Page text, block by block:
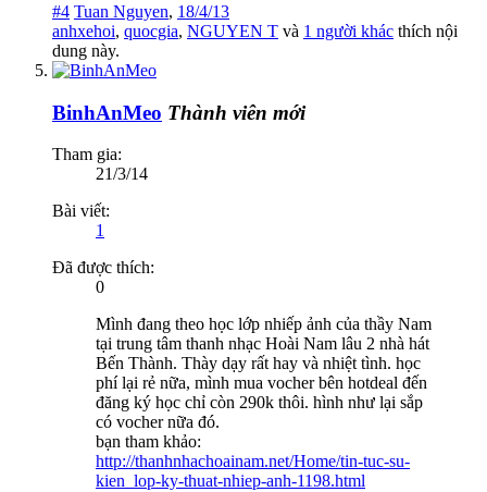
#4 Tuan Nguyen, 18/4/13
anhxehoi, quocgia, NGUYEN T và 1 người khác thích nội
dung này.
BinhAnMeo Thành viên mới
Tham gia:
21/3/14
Bài viết:
1
Đã được thích:
0
Mình đang theo học lớp nhiếp ảnh của thầy Nam
tại trung tâm thanh nhạc Hoài Nam lâu 2 nhà hát
Bến Thành. Thày dạy rất hay và nhiệt tình. học
phí lại rẻ nữa, mình mua vocher bên hotdeal đến
đăng ký học chỉ còn 290k thôi. hình như lại sắp
có vocher nữa đó.
bạn tham khảo:
http://thanhnhachoainam.net/Home/tin-tuc-su-
kien_lop-ky-thuat-nhiep-anh-1198.html